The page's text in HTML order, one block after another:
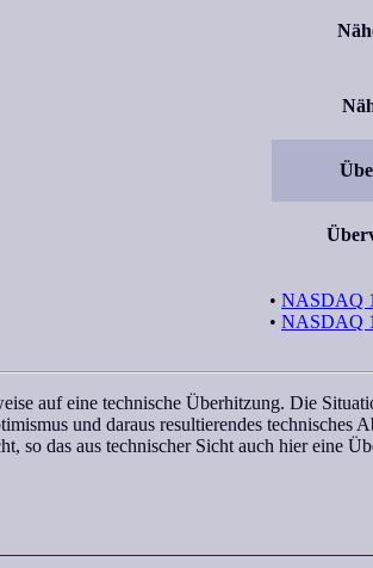
• NASDAQ
• NASDAQ
auf eine technische Überhitzung. Die
und daraus resultierendes technisches
so das aus technischer Sicht auch hier eine